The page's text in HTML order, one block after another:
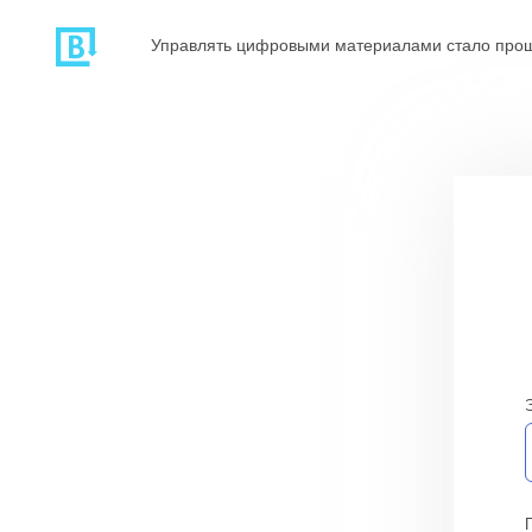
Управлять цифровыми материалами стало